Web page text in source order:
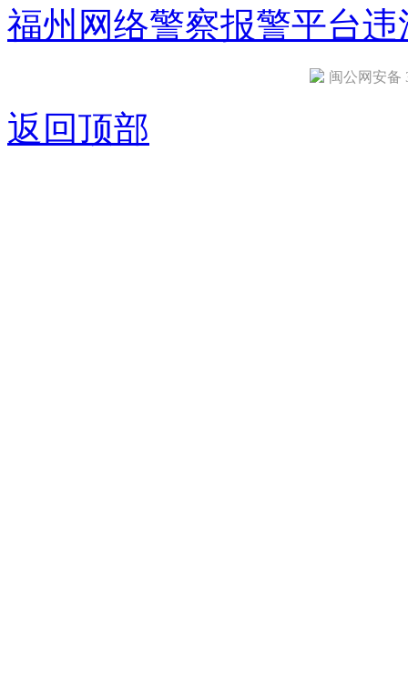
福州网络警察报警平台违
闽公网安备
返回顶部